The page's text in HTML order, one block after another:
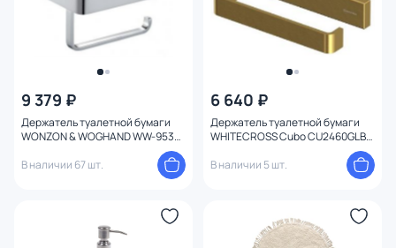
9 379 ₽
Держатель туалетной бумаги
WONZON & WOGHAND WW-9536
В наличии 67 шт.
6 640 ₽
Держатель туалетной бумаги
WHITECROSS Cubo CU2460GLB,
В наличии 5 шт.